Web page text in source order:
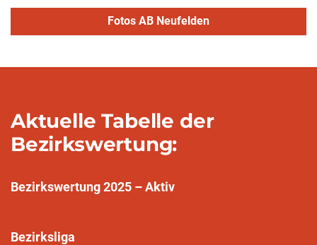
Fotos AB Neufelden
Aktuelle Tabelle der
Bezirkswertung:
Bezirkswertung 2025 – Aktiv
Bezirksliga